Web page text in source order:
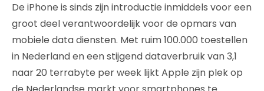
De iPhone is sinds zijn introductie inmiddels voor een
groot deel verantwoordelijk voor de opmars van
mobiele data diensten. Met ruim 100.000 toestellen
in Nederland en een stijgend dataverbruik van 3,1
naar 20 terrabyte per week lijkt Apple zijn plek op